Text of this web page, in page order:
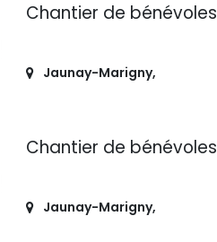
Chantier de bénévoles
Jaunay-Marigny,
Chantier de bénévoles
Jaunay-Marigny,